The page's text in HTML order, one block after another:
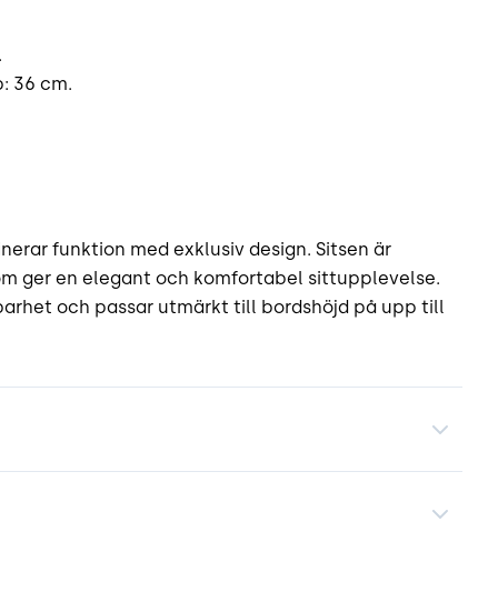
36 cm.
funktion med exklusiv design. Sitsen är
ger en elegant och komfortabel sittupplevelse.
och passar utmärkt till bordshöjd på upp till